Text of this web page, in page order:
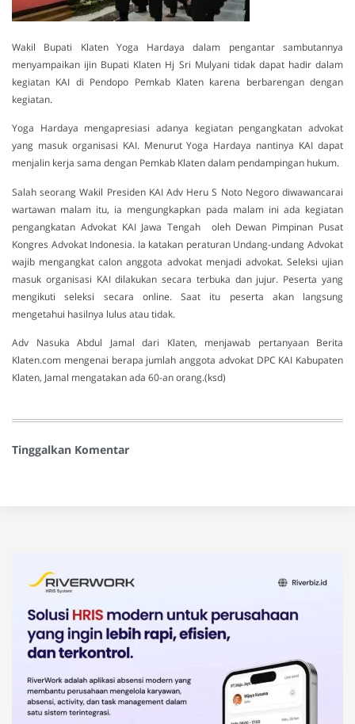
Wakil Bupati Klaten Yoga Hardaya dalam pengantar sambutannya
menyampaikan ijin Bupati Klaten Hj Sri Mulyani tidak dapat hadir dalam
kegiatan KAI di Pendopo Pemkab Klaten karena berbarengan dengan
kegiatan.
Yoga Hardaya mengapresiasi adanya kegiatan pengangkatan advokat
yang masuk organisasi KAI. Menurut Yoga Hardaya nantinya KAI dapat
menjalin kerja sama dengan Pemkab Klaten dalam pendampingan hukum.
Salah seorang Wakil Presiden KAI Adv Heru S Noto Negoro diwawancarai
wartawan malam itu, ia mengungkapkan pada malam ini ada kegiatan
pengangkatan Advokat KAI Jawa Tengah oleh Dewan Pimpinan Pusat
Kongres Advokat Indonesia. Ia katakan peraturan Undang-undang Advokat
wajib mengangkat calon anggota advokat menjadi advokat. Seleksi ujian
masuk organisasi KAI dilakukan secara terbuka dan jujur. Peserta yang
mengikuti seleksi secara online. Saat itu peserta akan langsung
mengetahui hasilnya lulus atau tidak.
Adv Nasuka Abdul Jamal dari Klaten, menjawab pertanyaan Berita
Klaten.com mengenai berapa jumlah anggota advokat DPC KAI Kabupaten
Klaten, Jamal mengatakan ada 60-an orang.(ksd)
Tinggalkan Komentar